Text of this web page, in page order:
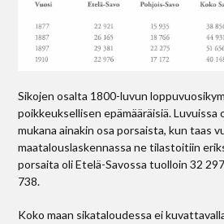
Sikojen osalta 1800-luvun
poikkeuksellisen epämääräisiä.
mukana ainakin osa porsaista, kun taas
maatalouslaskennassa ne tilastoitiin
porsaita oli Etelä-Savossa tuolloin 32
738.
Koko maan sikataloudessa ei